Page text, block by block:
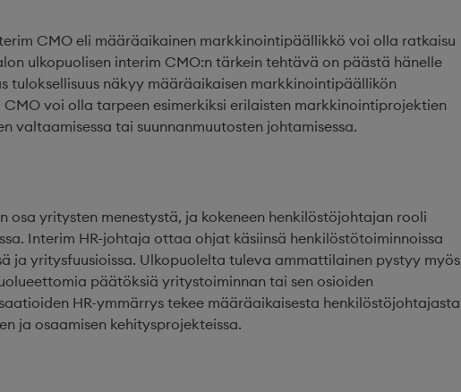
CMO eli määräaikainen markkinointipäällikkö voi olla ratkaisu
ulkopuolisen interim CMO:n tärkein tehtävä on päästä hänelle
tuloksellisuus näkyy määräaikaisen markkinointipäällikön
voi olla tarpeen esimerkiksi erilaisten markkinointiprojektien
valtaamisessa tai suunnanmuutosten johtamisessa.
yritysten menestystä, ja kokeneen henkilöstöjohtajan rooli
Interim HR-johtaja ottaa ohjat käsiinsä henkilöstötoiminnoissa
ja yritysfuusioissa. Ulkopuolelta tuleva ammattilainen pystyy myös
päätöksiä yritystoiminnan tai sen osioiden
HR-ymmärrys tekee määräaikaisesta henkilöstöjohtajasta
ja osaamisen kehitysprojekteissa.